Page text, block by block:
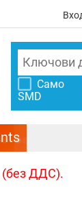
Само
SMD
(без ДДС).